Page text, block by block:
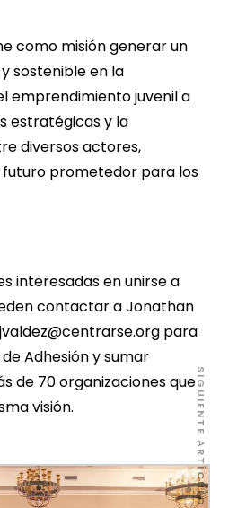
como misión generar un
sostenible en la
emprendimiento juvenil a
estratégicas y la
diversos actores,
prometedor para los
interesadas en unirse a
contactar a Jonathan
para
Adhesión y sumar
de 70 organizaciones que
visión.
SIGUIENTE ARTÍCULO